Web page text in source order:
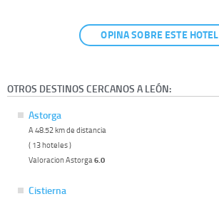
OPINA SOBRE ESTE HOTEL
OTROS DESTINOS CERCANOS A LEÓN:
Astorga
A 48.52 km de distancia
( 13 hoteles )
Valoracion Astorga6.0
Cistierna